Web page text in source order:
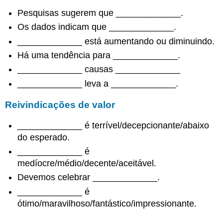
que
têm
mérito
Refutação
a
contra-
a
argumento
Certeza
do
perfeita
Pesquisas sugerem que _____________.
Os dados indicam que _____________.
_____________ está aumentando ou diminuindo.
Há uma tendência para _____________.
_____________ causas _____________
_____________ leva a _____________.
Reivindicações de valor
_____________ é terrível/decepcionante/abaixo
do esperado.
_____________ é
medíocre/médio/decente/aceitável.
Devemos celebrar _____________.
_____________ é
ótimo/maravilhoso/fantástico/impressionante.